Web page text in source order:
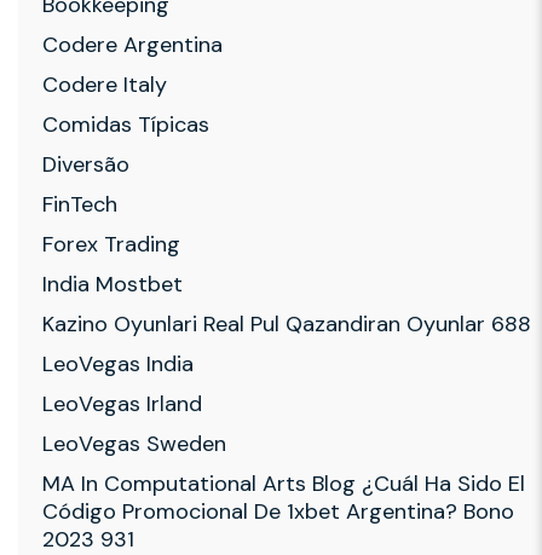
Codere Argentina
Codere Italy
Comidas Típicas
Diversão
FinTech
Forex Trading
India Mostbet
Kazino Oyunlari Real Pul Qazandiran Oyunlar 688
LeoVegas India
LeoVegas Irland
LeoVegas Sweden
MA In Computational Arts Blog ¿cuál Ha Sido El
Código Promocional De 1xbet Argentina? Bono
2023 931